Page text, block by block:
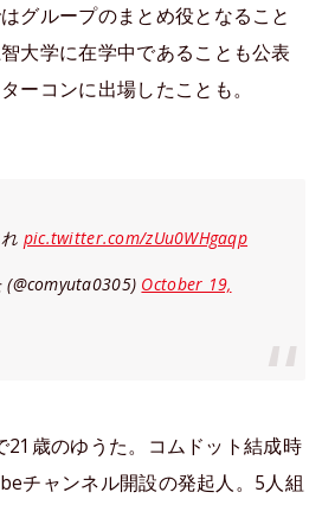
グループのまとめ役となること
大学に在学中であることも公表
ーコンに出場したことも。
pic.twitter.com/zUu0WHgaqp
October 19,
21歳のゆうた。コムドット結成時
チャンネル開設の発起人。5人組